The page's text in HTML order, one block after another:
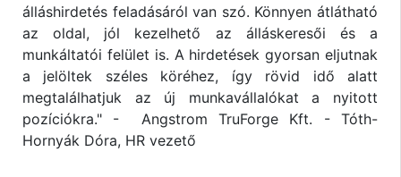
álláshirdetés feladásáról van szó. Könnyen átlátható
az oldal, jól kezelhető az álláskeresői és a
munkáltatói felület is. A hirdetések gyorsan eljutnak
a jelöltek széles köréhez, így rövid idő alatt
megtalálhatjuk az új munkavállalókat a nyitott
pozíciókra." - Angstrom TruForge Kft. - Tóth-
Hornyák Dóra, HR vezető